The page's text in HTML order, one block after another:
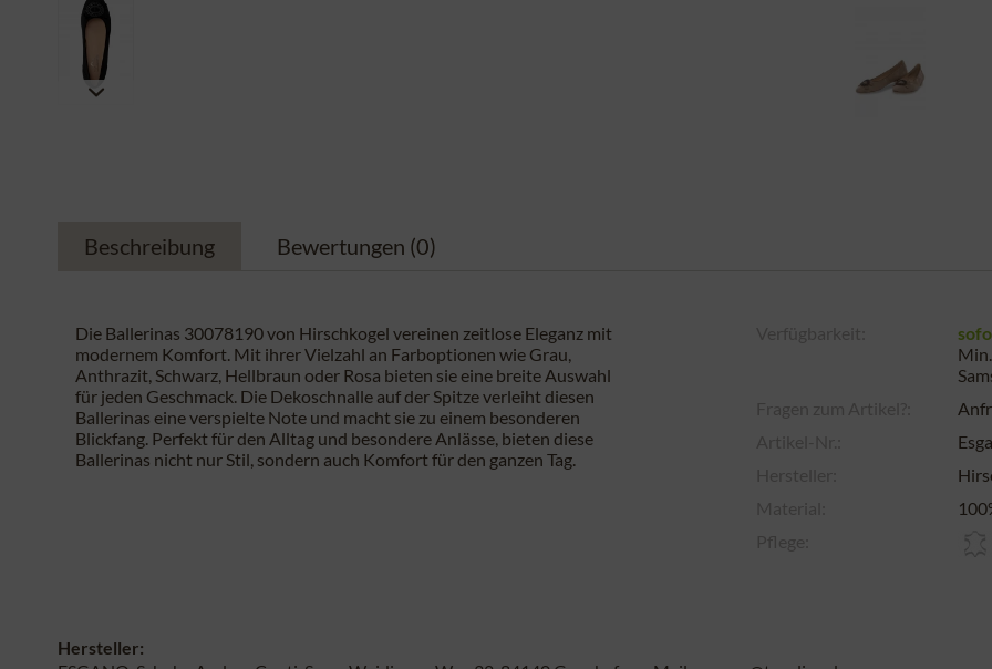
Beschreibung Bewertungen (0)
Die Ballerinas 30078190 von Hirschkogel vereinen zeitlose Eleganz mit
modernem Komfort. Mit ihrer Vielzahl an Farboptionen wie Grau,
Anthrazit, Schwarz, Hellbraun oder Rosa bieten sie eine breite Auswahl
für jeden Geschmack. Die Dekoschnalle auf der Spitze verleiht diesen
Ballerinas eine verspielte Note und macht sie zu einem besonderen
Blickfang. Perfekt für den Alltag und besondere Anlässe, bieten diese
Ballerinas nicht nur Stil, sondern auch Komfort für den ganzen Tag.
Min.
Hersteller: